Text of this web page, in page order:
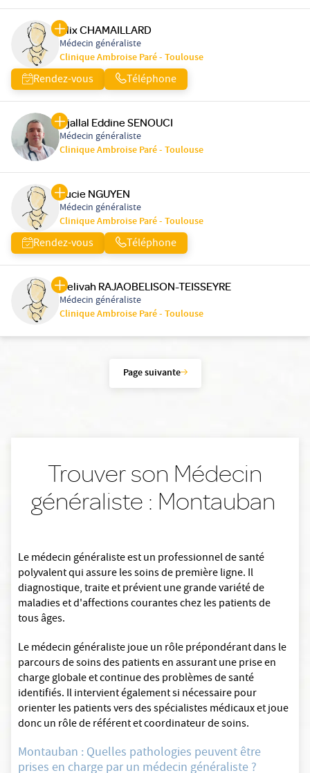
Alix CHAMAILLARD
Médecin généraliste
Clinique Ambroise Paré - Toulouse
Rendez-vous Téléphone
Djallal Eddine SENOUCI
Médecin généraliste
Clinique Ambroise Paré - Toulouse
Lucie NGUYEN
Médecin généraliste
Clinique Ambroise Paré - Toulouse
Rendez-vous Téléphone
Helivah RAJAOBELISON-TEISSEYRE
Médecin généraliste
Clinique Ambroise Paré - Toulouse
Page suivante
Trouver son Médecin
généraliste : Montauban
Le médecin généraliste est un professionnel de santé
polyvalent qui assure les soins de première ligne. Il
diagnostique, traite et prévient une grande variété de
maladies et d'affections courantes chez les patients de
tous âges.
Le médecin généraliste joue un rôle prépondérant dans le
parcours de soins des patients en assurant une prise en
charge globale et continue des problèmes de santé
identifiés. Il intervient également si nécessaire pour
orienter les patients vers des spécialistes médicaux et joue
donc un rôle de référent et coordinateur de soins.
Montauban : Quelles pathologies peuvent être
prises en charge par un médecin généraliste ?